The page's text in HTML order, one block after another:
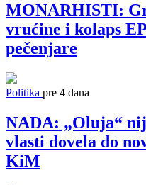
MONARHISTI:
vrućine i kolaps
pečenjare
Politika pre 4 dana
NADA: „Oluja“
vlasti dovela do
KiM